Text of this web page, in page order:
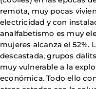
remota, muy pocas
electricidad y con
analfabetismo es muy
mujeres alcanza el 52%.
descastada, grupos
muy vulnerable a la
económica. Todo ello